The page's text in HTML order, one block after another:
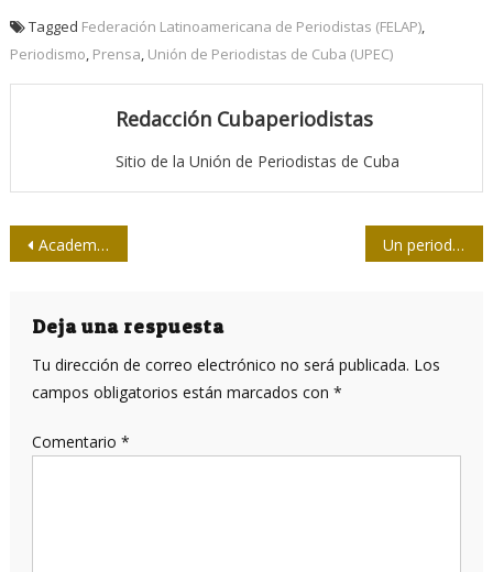
Tagged Federación Latinoamericana de Periodistas (FELAP),
Periodismo Prensa Unión de Periodistas de Cuba (UPEC)
Redacción Cubaperiodistas
Sitio de la Unión de Periodistas de Cuba
Navegación
entradas
Academia Cubana de la Lengua: espíritu cultural de la nación Un periodista llamado Lechuga
Deja una respuesta
Tu dirección de correo electrónico no será publicada. Los
campos obligatorios están marcados con *
Comentario *